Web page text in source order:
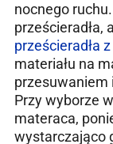
nocnego
prześcieradła,
prześcieradła
materiału na
przesuwaniem
Przy wyborze
materaca,
wystarczająco